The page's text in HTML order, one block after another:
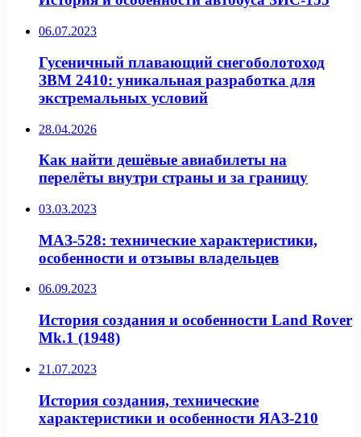
06.07.2023
Гусеничный плавающий снегоболотоход
ЗВМ 2410: уникальная разработка для
экстремальных условий
28.04.2026
Как найти дешёвые авиабилеты на
перелёты внутри страны и за границу
03.03.2023
МАЗ-528: технические характеристики,
особенности и отзывы владельцев
06.09.2023
История создания и особенности Land Rover
Mk.1 (1948)
21.07.2023
История создания, технические
характеристики и особенности ЯАЗ-210